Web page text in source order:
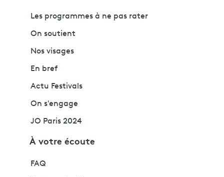
Les programmes à ne pas rater
On soutient
Nos visages
En bref
Actu Festivals
On s'engage
JO Paris 2024
À votre écoute
FAQ